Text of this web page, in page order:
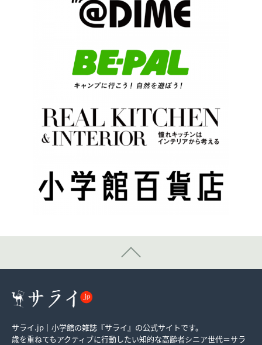
サライ.jp｜小学館の雑誌『サライ』の公式サイトです。
歳を重ねてもアクティブに行動したい知的な高齢者シニア世代＝サラ